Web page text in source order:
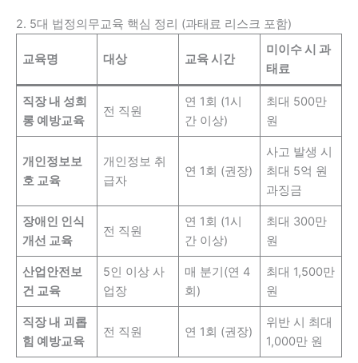
2. 5대 법정의무교육 핵심 정리 (과태료 리스크 포함)
교육명 대상 교육 시간
미이수 시 과
태료
직장 내 성희
롱 예방교육
전 직원
연 1회 (1시
간 이상)
최대 500만
원
개인정보보
호 교육
개인정보 취
급자
연 1회 (권장)
사고 발생 시
최대 5억 원
과징금
장애인 인식
개선 교육
전 직원
연 1회 (1시
간 이상)
최대 300만
원
산업안전보
건 교육
5인 이상 사
업장
매 분기(연 4
회)
최대 1,500만
원
직장 내 괴롭
힘 예방교육
전 직원 연 1회 (권장)
위반 시 최대
1,000만 원